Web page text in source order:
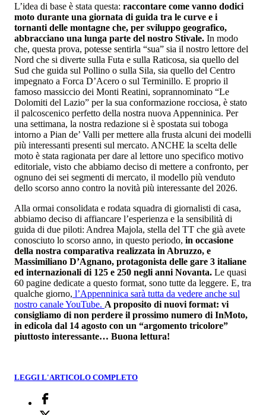
L’idea di base è stata questa: raccontare come vanno dodici
moto durante una giornata di guida tra le curve e i
tornanti delle montagne che, per sviluppo geografico,
abbracciano una lunga parte del nostro Stivale. In modo
che, questa prova, potesse sentirla “sua” sia il nostro lettore del
Nord che si diverte sulla Futa e sulla Raticosa, sia quello del
Sud che guida sul Pollino o sulla Sila, sia quello del Centro
impegnato a Forca D’Acero o sul Terminillo. E proprio il
famoso massiccio dei Monti Reatini, soprannominato “Le
Dolomiti del Lazio” per la sua conformazione rocciosa, è stato
il palcoscenico perfetto della nostra nuova Appenninica. Per
una settimana, la nostra redazione si è spostata sui toboga
intorno a Pian de’ Valli per mettere alla frusta alcuni dei modelli
più interessanti presenti sul mercato. ANCHE la scelta delle
moto è stata ragionata per dare al lettore uno specifico motivo
editoriale, visto che abbiamo deciso di mettere a confronto, per
ognuno dei sei segmenti di mercato, il modello più venduto
dello scorso anno contro la novità più interessante del 2026.
Alla ormai consolidata e rodata squadra di giornalisti di casa,
abbiamo deciso di affiancare l’esperienza e la sensibilità di
guida di due piloti: Andrea Majola, stella del TT che già avete
conosciuto lo scorso anno, in questo periodo, in occasione
della nostra comparativa realizzata in Abruzzo, e
Massimiliano D’Agnano, protagonista delle gare 3 italiane
ed internazionali di 125 e 250 negli anni Novanta. Le quasi
60 pagine dedicate a questo format, sono tutte da leggere. E, tra
qualche giorno, l’Appenninica sarà tutta da vedere anche sul
nostro canale YouTube. A proposito di nuovi format: vi
consigliamo di non perdere il prossimo numero di InMoto,
in edicola dal 14 agosto con un “argomento tricolore”
piuttosto interessante… Buona lettura!
LEGGI L'ARTICOLO COMPLETO